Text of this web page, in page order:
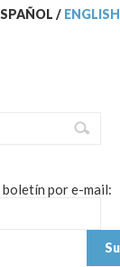
/ ENGLISH
boletín por e-mail: